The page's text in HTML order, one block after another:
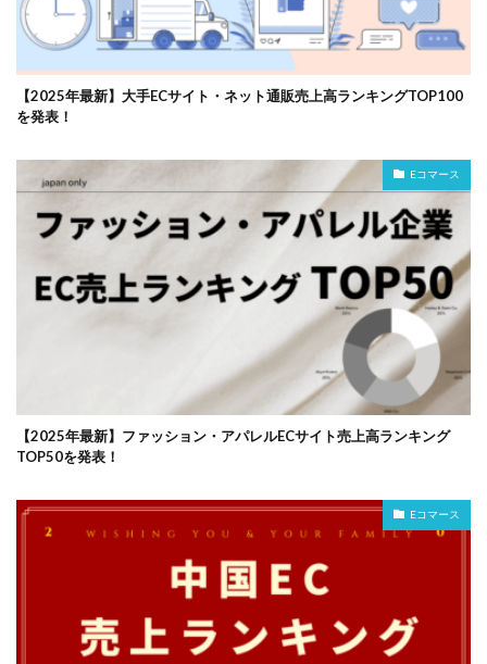
【2025年最新】大手ECサイト・ネット通販売上高ランキングTOP100
を発表！
Eコマース
【2025年最新】ファッション・アパレルECサイト売上高ランキング
TOP50を発表！
Eコマース